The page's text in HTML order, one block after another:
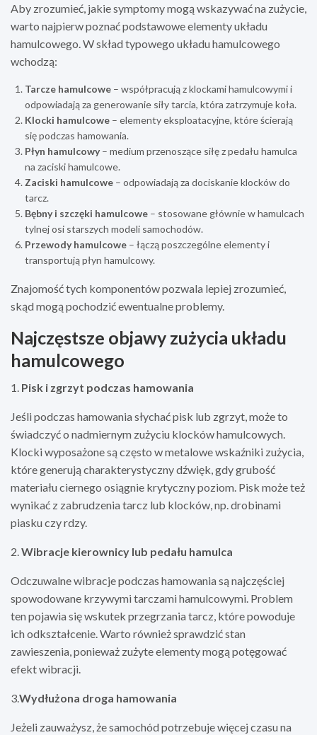
Aby zrozumieć, jakie symptomy mogą wskazywać na zużycie,
warto najpierw poznać podstawowe elementy układu
hamulcowego. W skład typowego układu hamulcowego
wchodzą:
Tarcze hamulcowe – współpracują z klockami hamulcowymi i
odpowiadają za generowanie siły tarcia, która zatrzymuje koła.
Klocki hamulcowe – elementy eksploatacyjne, które ścierają
się podczas hamowania.
Płyn hamulcowy– medium przenoszące siłę z pedału hamulca
na zaciski hamulcowe.
Zaciski hamulcowe – odpowiadają za dociskanie klocków do
tarcz.
Bębny i szczęki hamulcowe – stosowane głównie w hamulcach
tylnej osi starszych modeli samochodów.
Przewody hamulcowe – łączą poszczególne elementy i
transportują płyn hamulcowy.
Znajomość tych komponentów pozwala lepiej zrozumieć,
skąd mogą pochodzić ewentualne problemy.
Najczęstsze objawy zużycia układu
hamulcowego
1. Pisk i zgrzyt podczas hamowania
Jeśli podczas hamowania słychać pisk lub zgrzyt, może to
świadczyć o nadmiernym zużyciu klocków hamulcowych.
Klocki wyposażone są często w metalowe wskaźniki zużycia,
które generują charakterystyczny dźwięk, gdy grubość
materiału ciernego osiągnie krytyczny poziom. Pisk może też
wynikać z zabrudzenia tarcz lub klocków, np. drobinami
piasku czy rdzy.
2.Wibracje kierownicy lub pedału hamulca
Odczuwalne wibracje podczas hamowania są najczęściej
spowodowane krzywymi tarczami hamulcowymi. Problem
ten pojawia się wskutek przegrzania tarcz, które powoduje
ich odkształcenie. Warto również sprawdzić stan
zawieszenia, ponieważ zużyte elementy mogą potęgować
efekt wibracji.
3.Wydłużona droga hamowania
Jeżeli zauważysz, że samochód potrzebuje więcej czasu na